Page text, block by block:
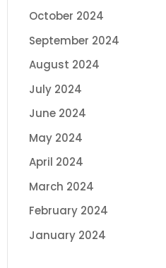
October 2024
September 2024
August 2024
July 2024
June 2024
May 2024
April 2024
March 2024
February 2024
January 2024